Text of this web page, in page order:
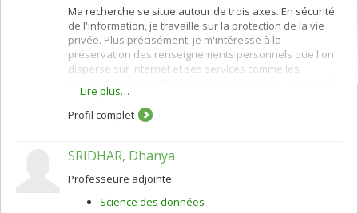
Ma recherche se situe autour de trois axes. En sécurité
de l'information, je travaille sur la protection de la vie
privée. Plus précisément, je m'intéresse à la
préservation des renseignements personnels que l'on
disperse sur Internet et ses services comme les
géolocalisation, d'apprentissage en ligne et de
commerce électronique. Je fais appel à des protocoles
cryptographiques, et à différentes techniques de
calcul multiparti sécuritaire, et ""privacy by design"".
privée concernant la catégorisation et la confidentialité
des données sensibles.
Lire plus…
Profil complet
SRIDHAR, Dhanya
Professeure adjointe
Science des données